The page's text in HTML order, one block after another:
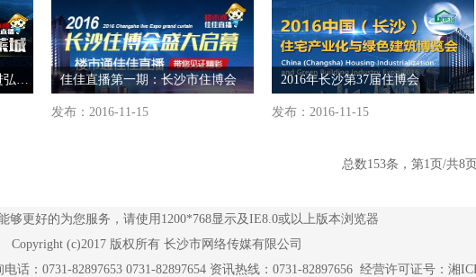
楼市通佳佳直播第二期：走进弘德西街好莱城 佳佳直播第一期：长沙市住博会
发布：2016-11-15
2016年长沙第37届住博会
发布：2016-11-15
总数153条，第1页/共8
够更好的为您服务，请使用1200*768显示及IE8.0或以上版本浏览器
Copyright (c)2017 版权所有 长沙市网络传媒有限公司
话：0731-82897653 0731-82897654 资讯热线：0731-82897656 经营许可证号： 湘